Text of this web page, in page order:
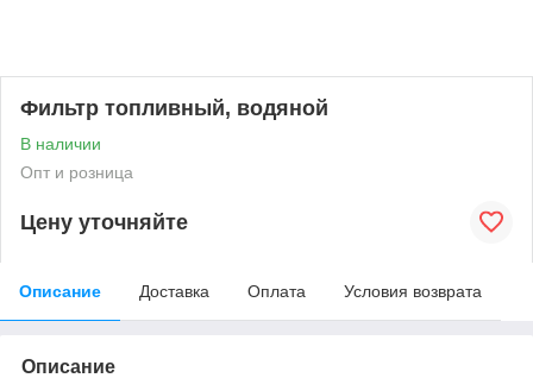
Фильтр топливный, водяной
В наличии
Опт и розница
Цену уточняйте
Описание Доставка Оплата Условия возврата
Описание